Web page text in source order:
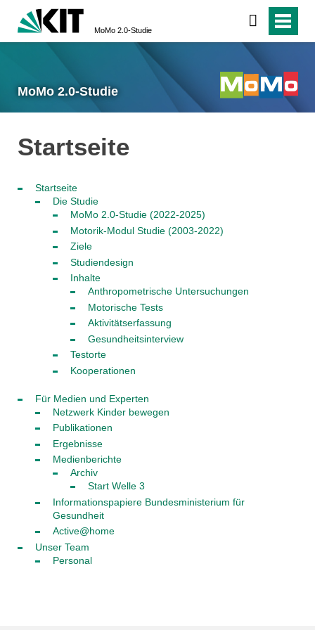
MoMo 2.0-Studie
MoMo 2.0-Studie
Startseite
Startseite
Die Studie
MoMo 2.0-Studie (2022-2025)
Motorik-Modul Studie (2003-2022)
Ziele
Studiendesign
Inhalte
Anthropometrische Untersuchungen
Motorische Tests
Aktivitätserfassung
Gesundheitsinterview
Testorte
Kooperationen
Für Medien und Experten
Netzwerk Kinder bewegen
Publikationen
Ergebnisse
Medienberichte
Archiv
Start Welle 3
Informationspapiere Bundesministerium für
Gesundheit
Active@home
Unser Team
Personal